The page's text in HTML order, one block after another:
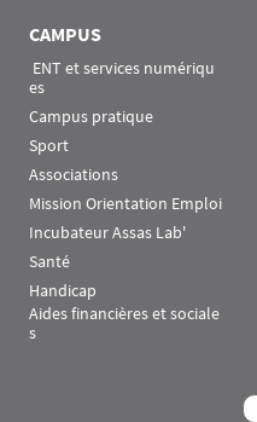
CAMPUS
es
Campus pratique
Sport
Associations
Mission Orientation Emploi
Incubateur Assas Lab'
Santé
Handicap
Aides financières et sociale
s